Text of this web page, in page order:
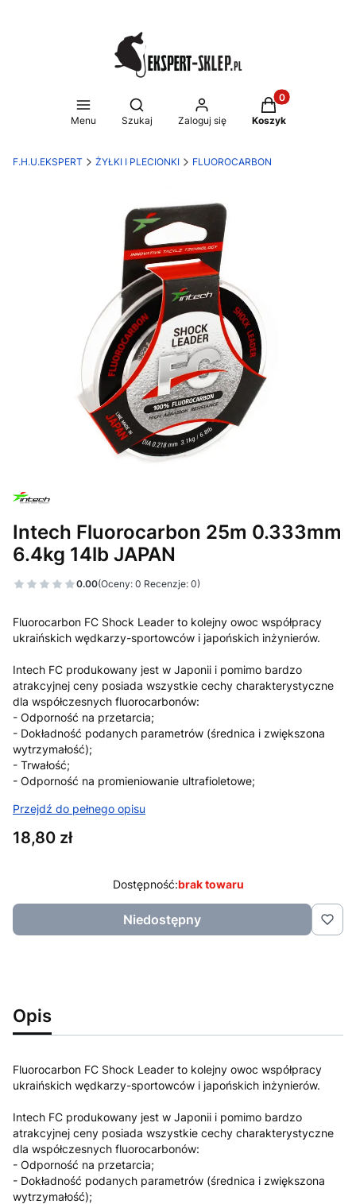
Menu
Otwórz wyszukiwarkę
Szukaj Zaloguj się
Produkty w
Koszyk
F.H.U.EKSPERT ŻYŁKI I PLECIONKI FLUOROCARBON
Intech Fluorocarbon 25m 0.333mm
6.4kg 14lb JAPAN
0.00(Oceny: 0 Recenzje: 0)
Fluorocarbon FC Shock Leader to kolejny owoc współpracy
ukraińskich wędkarzy-sportowców i japońskich inżynierów.
Intech FC produkowany jest w Japonii i pomimo bardzo
atrakcyjnej ceny posiada wszystkie cechy charakterystyczne
dla współczesnych fluorocarbonów:
- Odporność na przetarcia;
- Dokładność podanych parametrów (średnica i zwiększona
wytrzymałość);
- Trwałość;
- Odporność na promieniowanie ultrafioletowe;
Przejdź do pełnego opisu
Cena
18,80 zł
Dostępność:brak towaru
Niedostępny
Opis
Fluorocarbon FC Shock Leader to kolejny owoc współpracy
ukraińskich wędkarzy-sportowców i japońskich inżynierów.
Intech FC produkowany jest w Japonii i pomimo bardzo
atrakcyjnej ceny posiada wszystkie cechy charakterystyczne
dla współczesnych fluorocarbonów:
- Odporność na przetarcia;
- Dokładność podanych parametrów (średnica i zwiększona
wytrzymałość);